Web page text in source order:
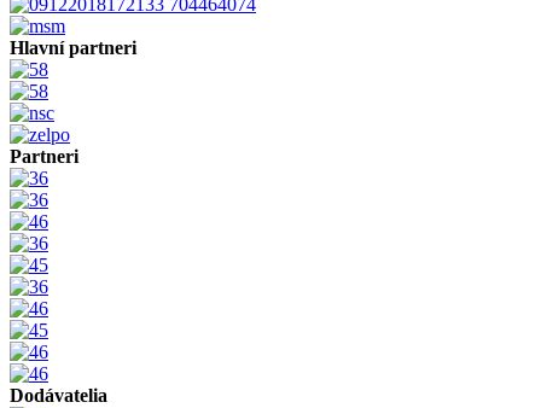
Hlavní partneri
Partneri
Dodávatelia